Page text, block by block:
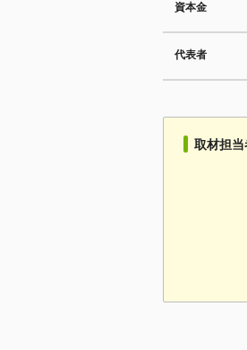
資本金
代表者
取材担当